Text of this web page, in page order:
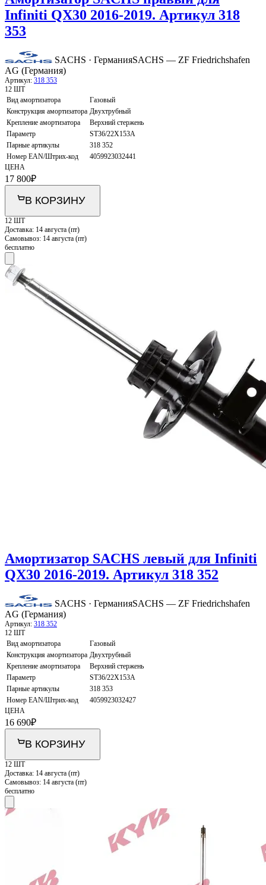
Infiniti QX30 2016-2019. Артикул 318
353
SACHS · ГерманияSACHS — ZF Friedrichshafen
AG (Германия)
Артикул: 318 353
12 ШТ
Вид амортизатора
Газовый
Конструкция амортизатора Двухтрубный
Крепление амортизатора
Верхний стержень
Параметр
ST36/22X153A
Парные артикулы
318 352
Номер EAN/Штрих-код
4059923032441
ЦЕНА
17 800₽
В КОРЗИНУ
12 ШТ
Доставка: 14 августа (пт)
Самовывоз: 14 августа (пт)
бесплатно
Амортизатор SACHS левый для Infiniti
QX30 2016-2019. Артикул 318 352
SACHS · ГерманияSACHS — ZF Friedrichshafen
AG (Германия)
Артикул: 318 352
12 ШТ
Вид амортизатора
Газовый
Конструкция амортизатора Двухтрубный
Крепление амортизатора
Верхний стержень
Параметр
ST36/22X153A
Парные артикулы
318 353
Номер EAN/Штрих-код
4059923032427
ЦЕНА
16 690₽
В КОРЗИНУ
12 ШТ
Доставка: 14 августа (пт)
Самовывоз: 14 августа (пт)
бесплатно